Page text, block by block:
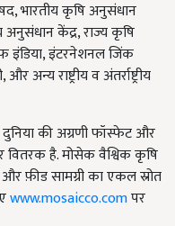
,भारतीय कृषि अनुसंधान
अनुसंधान केंद्र,राज्य कृषि
इंडिया,इंटरनेशनल जिंक
,और अन्य राष्ट्रीय व अंतर्राष्ट्रीय
की अग्रणी फॉस्फेट और
है. मोसेक वैश्विक कृषि
फ़ीड सामग्री का एकल स्रोत
www.mosaicco.comपर